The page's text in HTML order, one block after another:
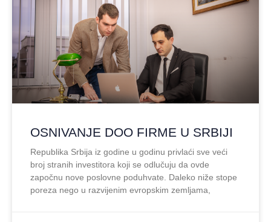
OSNIVANJE DOO FIRME U SRBIJI
Republika Srbija iz godine u godinu privlaći sve veći
broj stranih investitora koji se odlučuju da ovde
započnu nove poslovne poduhvate. Daleko niže stope
poreza nego u razvijenim evropskim zemljama,